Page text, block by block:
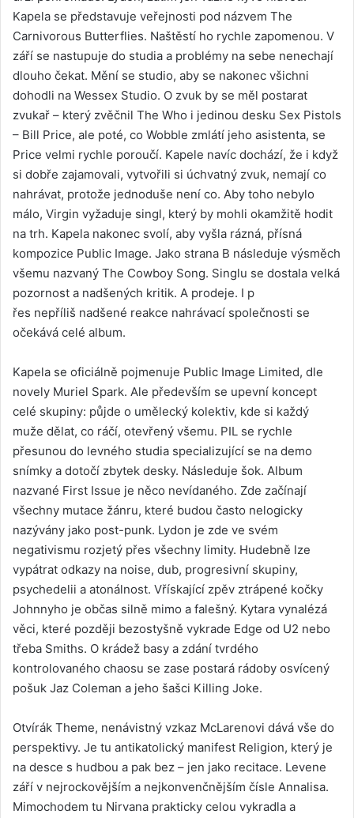
Kapela se představuje veřejnosti pod názvem The
Carnivorous Butterflies. Naštěstí ho rychle zapomenou. V
září se nastupuje do studia a problémy na sebe nenechají
dlouho čekat. Mění se studio, aby se nakonec všichni
dohodli na Wessex Studio. O zvuk by se měl postarat
zvukař – který zvěčnil The Who i jedinou desku Sex Pistols
– Bill Price, ale poté, co Wobble zmlátí jeho asistenta, se
Price velmi rychle poroučí. Kapele navíc dochází, že i když
si dobře zajamovali, vytvořili si úchvatný zvuk, nemají co
nahrávat, protože jednoduše není co. Aby toho nebylo
málo, Virgin vyžaduje singl, který by mohli okamžitě hodit
na trh. Kapela nakonec svolí, aby vyšla rázná, přísná
kompozice Public Image. Jako strana B následuje výsměch
všemu nazvaný The Cowboy Song. Singlu se dostala velká
pozornost a nadšených kritik. A prodeje. I p
řes nepříliš nadšené reakce nahrávací společnosti se
očekává celé album.
Kapela se oficiálně pojmenuje Public Image Limited, dle
novely Muriel Spark. Ale především se upevní koncept
celé skupiny: půjde o umělecký kolektiv, kde si každý
muže dělat, co ráčí, otevřený všemu. PIL se rychle
přesunou do levného studia specializující se na demo
snímky a dotočí zbytek desky. Následuje šok. Album
nazvané First Issue je něco nevídaného. Zde začínají
všechny mutace žánru, které budou často nelogicky
nazývány jako post-punk. Lydon je zde ve svém
negativismu rozjetý přes všechny limity. Hudebně lze
vypátrat odkazy na noise, dub, progresivní skupiny,
psychedelii a atonálnost. Vřískající zpěv ztrápené kočky
Johnnyho je občas silně mimo a falešný. Kytara vynalézá
věci, které později bezostyšně vykrade Edge od U2 nebo
třeba Smiths. O krádež basy a zdání tvrdého
kontrolovaného chaosu se zase postará rádoby osvícený
pošuk Jaz Coleman a jeho šašci Killing Joke.
Otvírák Theme, nenávistný vzkaz McLarenovi dává vše do
perspektivy. Je tu antikatolický manifest Religion, který je
na desce s hudbou a pak bez – jen jako recitace. Levene
září v nejrockovějším a nejkonvenčnějším čísle Annalisa.
Mimochodem tu Nirvana prakticky celou vykradla a